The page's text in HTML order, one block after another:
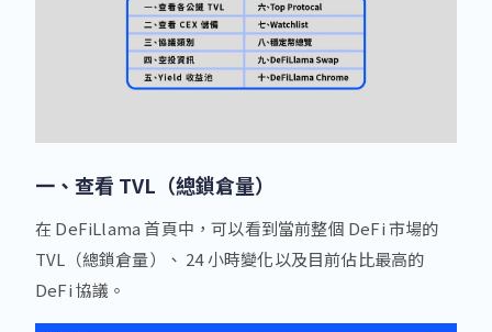
一、查看 TVL（總鎖倉量）
在 DeFiLlama 首頁中，可以看到當前整個 DeFi 市場的
TVL（總鎖倉量）、 24 小時變化以及目前佔比最高的
DeFi 協議。